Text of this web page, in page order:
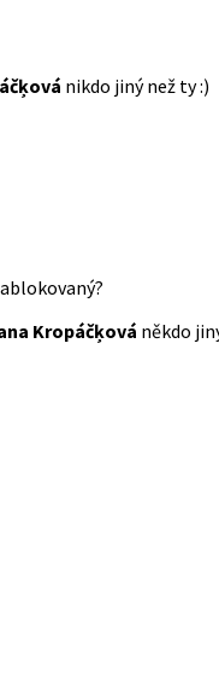
nikdo jiný než ty :)
Kropáčķová někdo